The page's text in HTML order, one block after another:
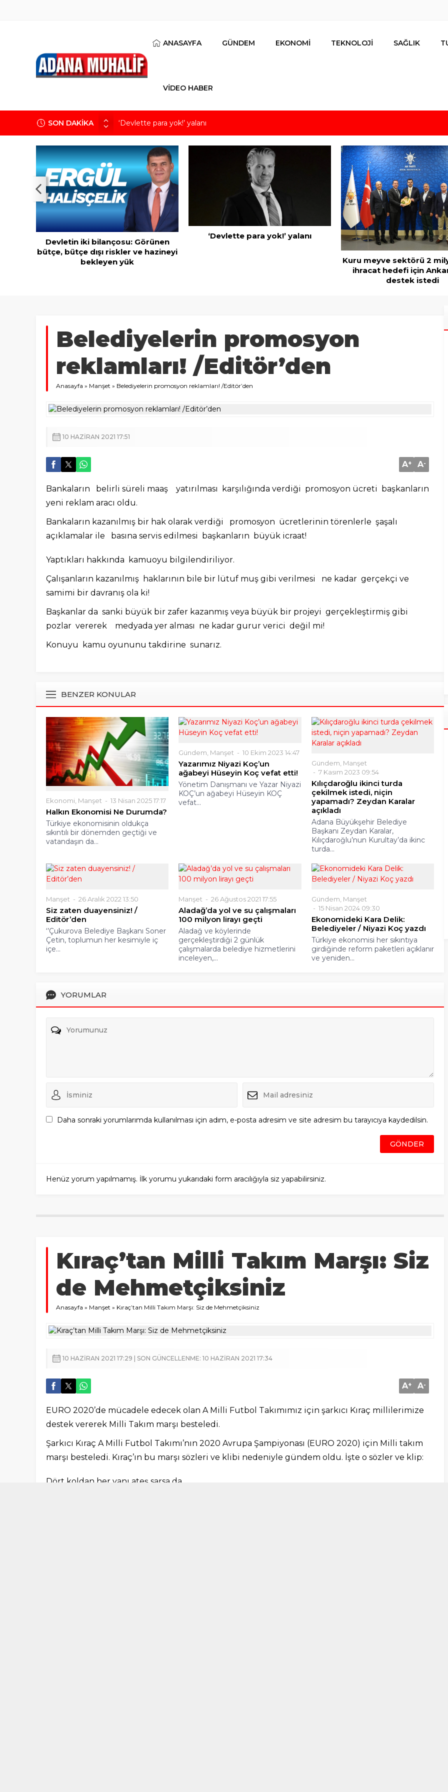
ANASAYFA GÜNDEM EKONOMİ TEKNOLOJİ SAĞLIK
VİDEO HABER
SON DAKİKA
‘Devlette para yok!’ yalanı
Kuru meyve sektörü 2 milyar dolar ihracat hedefi için Ankara’dan destek istedi
Mobilya ihracatında Avrupa ivmesi
Göz için “Akıllı Mercek” herkes için uygun mu?
Devletin iki bilançosu: Görünen bütçe, bütçe dışı riskler ve hazineyi bekleyen yük
Mobilya ihracatında
Belediyelerin promosyon
reklamları! /Editör’den
Anasayfa » Manşet » Belediyelerin promosyon reklamları! /Editör’den
10 HAZIRAN 2021 17:51
A+ A-
Bankaların belirli süreli maaş yatırılması karşılığında verdiği promosyon ücreti başkanların
yeni reklam aracı oldu.
Bankaların kazanılmış bir hak olarak verdiği promosyon ücretlerinin törenlerle şaşalı
açıklamalar ile basına servis edilmesi başkanların büyük icraat!
Yaptıkları hakkında kamuoyu bilgilendiriliyor.
Çalışanların kazanılmış haklarının bile bir lütuf muş gibi verilmesi ne kadar gerçekçi ve
samimi bir davranış ola ki!
Başkanlar da sanki büyük bir zafer kazanmış veya büyük bir projeyi gerçekleştirmiş gibi
pozlar vererek medyada yer alması ne kadar gurur verici değil mi!
Konuyu kamu oyununu takdirine sunarız.
BENZER KONULAR
Ekonomi Manşet 13 Nisan 2025 17:17
Halkın Ekonomisi Ne Durumda?
Türkiye ekonomisinin oldukça
sıkıntılı bir dönemden geçtiği ve
vatandaşın da...
Gündem Manşet 10 Ekim 2023 14:47
Yazarımız Niyazi Koç’un
ağabeyi Hüseyin Koç vefat etti!
Yönetim Danışmanı ve Yazar Niyazi
KOÇ’un ağabeyi Hüseyin KOÇ
vefat...
Gündem Manşet
7 Kasım 2023 09:54
Kılıçdaroğlu ikinci turda
çekilmek istedi, niçin
yapamadı? Zeydan Karalar
açıkladı
Adana Büyükşehir Belediye
Başkanı Zeydan Karalar,
Kılıçdaroğlu’nun Kurultay’da ikinc
turda...
Manşet 26 Aralık 2022 13:50
Siz zaten duayensiniz! /
Editör’den
‘’Çukurova Belediye Başkanı Soner
Çetin, toplumun her kesimiyle iç
içe...
Manşet 26 Ağustos 2021 17:55
Aladağ’da yol ve su çalışmaları
100 milyon lirayı geçti
Aladağ ve köylerinde
gerçekleştirdiği 2 günlük
çalışmalarda belediye hizmetlerini
inceleyen,...
Gündem Manşet
15 Nisan 2024 09:30
Ekonomideki Kara Delik:
Belediyeler / Niyazi Koç yazdı
Türkiye ekonomisi her sıkıntıya
girdiğinde reform paketleri açıklanır
ve yeniden...
YORUMLAR
Daha sonraki yorumlarımda kullanılması için adım, e-posta adresim ve site adresim bu tarayıcıya kaydedilsin.
Henüz yorum yapılmamış. İlk yorumu yukarıdaki form aracılığıyla siz yapabilirsiniz.
Kıraç’tan Milli Takım Marşı: Siz
de Mehmetçiksiniz
Anasayfa » Manşet » Kıraç’tan Milli Takım Marşı: Siz de Mehmetçiksiniz
10 HAZIRAN 2021 17:29 | SON GÜNCELLENME: 10 HAZIRAN 2021 17:34
A+ A-
EURO 2020’de mücadele edecek olan A Milli Futbol Takımımız için şarkıcı Kıraç millilerimize
destek vererek Milli Takım marşı besteledi.
Şarkıcı Kıraç A Milli Futbol Takımı’nın 2020 Avrupa Şampiyonası (EURO 2020) için Milli takım
marşı besteledi. Kıraç’ın bu marşı sözleri ve klibi nedeniyle gündem oldu. İşte o sözler ve klip:
Dört koldan her yanı ateş sarsa da